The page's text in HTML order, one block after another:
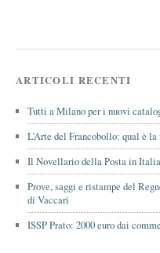
ARTICOLI RECENTI
Tutti a Milano per i nuovi
L’Arte del Francobollo: qual è
Il Novellario della Posta in
Prove, saggi e ristampe del
di Vaccari
ISSP Prato: 2000 euro dai